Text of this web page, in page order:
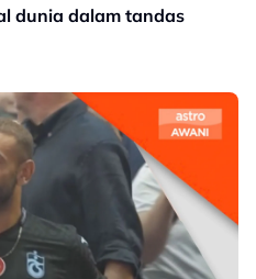
dunia dalam tandas